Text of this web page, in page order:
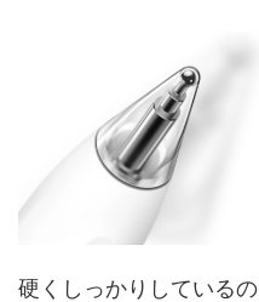
硬くしっかりしている